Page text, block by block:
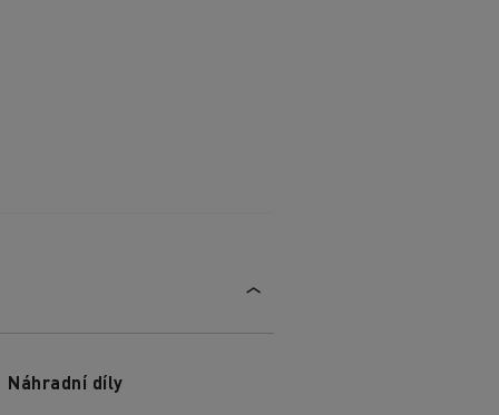
Náhradní díly